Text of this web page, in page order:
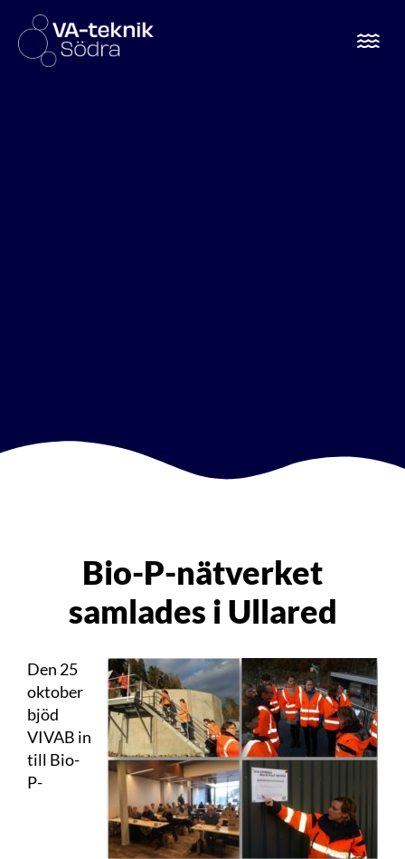
Bio-P-nätverket
samlades i Ullared
Den 25
oktober
bjöd
VIVAB in
till Bio-
P-